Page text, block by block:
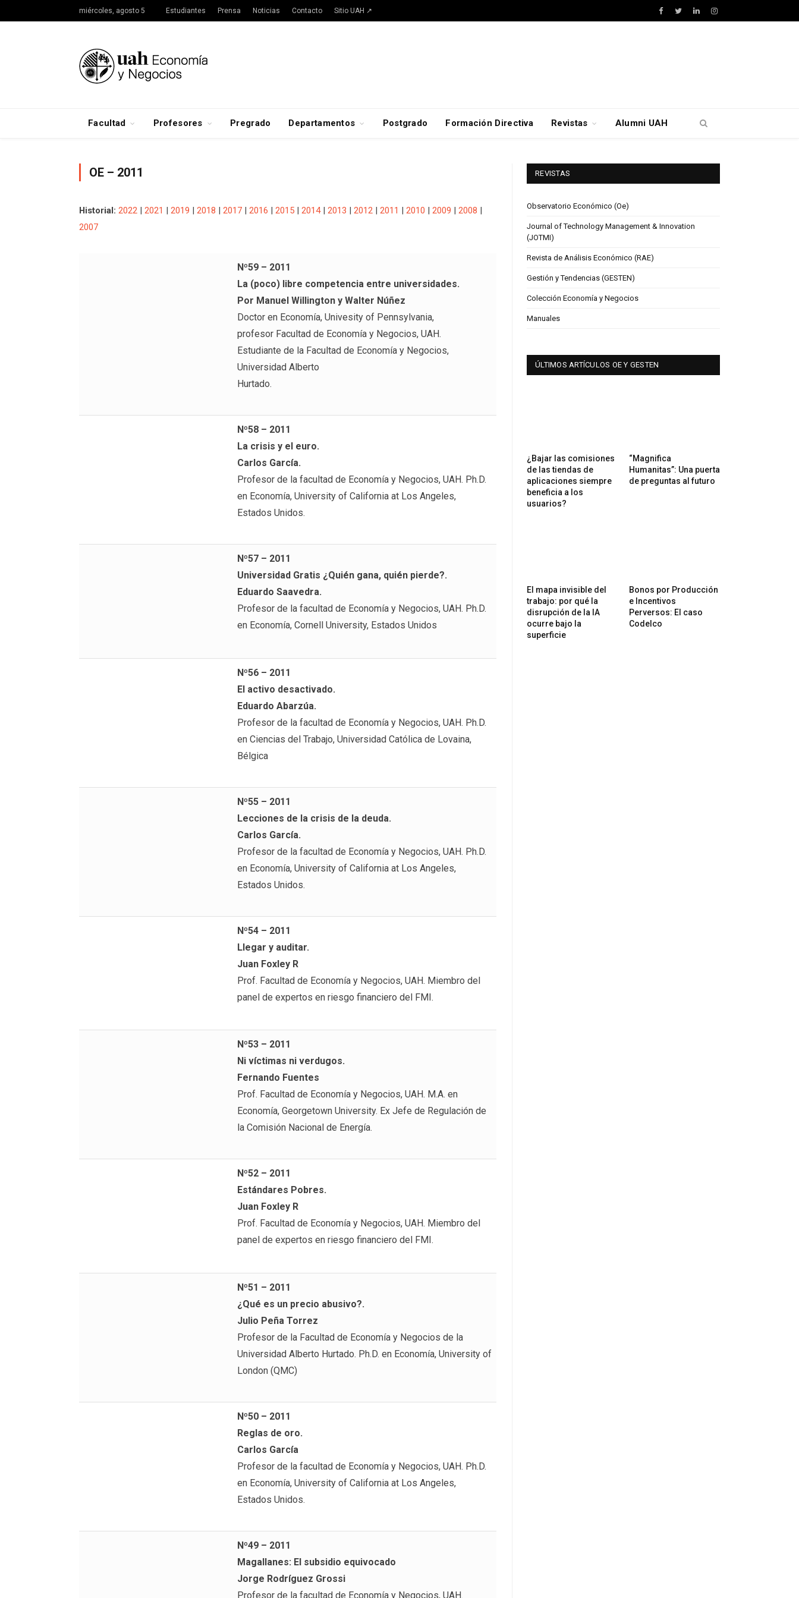
miércoles, agosto 5 Estudiantes Prensa Noticias Contacto Sitio UAH ↗ Facebook
TwitterLinkedInInstagram
Facultad Profesores Pregrado Departamentos Postgrado Formación Directiva Revistas Alumni UAH
OE – 2011
Historial: 2022 | 2021 | 2019 | 2018 | 2017 | 2016 | 2015 | 2014| 2013 | 2012 | 2011 | 2010 | 2009 | 2008 |
2007
Nº59 – 2011
La (poco) libre competencia entre universidades.
Por Manuel Willington y Walter Núñez
Doctor en Economía, Univesity of Pennsylvania,
profesor Facultad de Economía y Negocios, UAH.
Estudiante de la Facultad de Economía y Negocios,
Universidad Alberto
Hurtado.
Nº58 – 2011
La crisis y el euro.
Carlos García.
Profesor de la facultad de Economía y Negocios, UAH. Ph.D.
en Economía, University of California at Los Angeles,
Estados Unidos.
Nº57 – 2011
Universidad Gratis ¿Quién gana, quién pierde?.
Eduardo Saavedra.
Profesor de la facultad de Economía y Negocios, UAH. Ph.D.
en Economía, Cornell University, Estados Unidos
Nº56 – 2011
El activo desactivado.
Eduardo Abarzúa.
Profesor de la facultad de Economía y Negocios, UAH. Ph.D.
en Ciencias del Trabajo, Universidad Católica de Lovaina,
Bélgica
Nº55 – 2011
Lecciones de la crisis de la deuda.
Carlos García.
Profesor de la facultad de Economía y Negocios, UAH. Ph.D.
en Economía, University of California at Los Angeles,
Estados Unidos.
Nº54 – 2011
Llegar y auditar.
Juan Foxley R
Prof. Facultad de Economía y Negocios, UAH. Miembro del
panel de expertos en riesgo financiero del FMI.
Nº53 – 2011
Ni víctimas ni verdugos.
Fernando Fuentes
Prof. Facultad de Economía y Negocios, UAH. M.A. en
Economía, Georgetown University. Ex Jefe de Regulación de
la Comisión Nacional de Energía.
Nº52 – 2011
Estándares Pobres.
Juan Foxley R
Prof. Facultad de Economía y Negocios, UAH. Miembro del
panel de expertos en riesgo financiero del FMI.
Nº51 – 2011
¿Qué es un precio abusivo?.
Julio Peña Torrez
Profesor de la Facultad de Economía y Negocios de la
Universidad Alberto Hurtado. Ph.D. en Economía, University of
London (QMC)
Nº50 – 2011
Reglas de oro.
Carlos García
Profesor de la facultad de Economía y Negocios, UAH. Ph.D.
en Economía, University of California at Los Angeles,
Estados Unidos.
Nº49 – 2011
Magallanes: El subsidio equivocado
Jorge Rodríguez Grossi
Profesor de la facultad de Economía y Negocios, UAH.
REVISTAS
Observatorio Económico (Oe)
Journal of Technology Management & Innovation
(JOTMI)
Revista de Análisis Económico (RAE)
Gestión y Tendencias (GESTEN)
Colección Economía y Negocios
Manuales
ÚLTIMOS ARTÍCULOS OE Y GESTEN
¿Bajar las comisiones
de las tiendas de
aplicaciones siempre
beneficia a los
usuarios?
“Magnifica
Humanitas”: Una puerta
de preguntas al futuro
El mapa invisible del
trabajo: por qué la
disrupción de la IA
ocurre bajo la
superficie
Bonos por Producción
e Incentivos
Perversos: El caso
Codelco